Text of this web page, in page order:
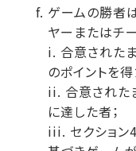
ゲームの勝者
ヤーまたはチ
i. 合意された
のポイントを得
ii. 合意された
に達した者；
iii. セクション